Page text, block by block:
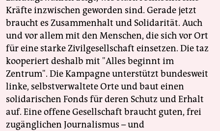
Kräfte inzwischen geworden sind. Gerade jetzt
braucht es Zusammenhalt und Solidarität. Auch
und vor allem mit den Menschen, die sich vor Ort
für eine starke Zivilgesellschaft einsetzen. Die taz
kooperiert deshalb mit "Alles beginnt im
Zentrum". Die Kampagne unterstützt bundesweit
linke, selbstverwaltete Orte und baut einen
solidarischen Fonds für deren Schutz und Erhalt
auf. Eine offene Gesellschaft braucht guten, frei
zugänglichen Journalismus – und